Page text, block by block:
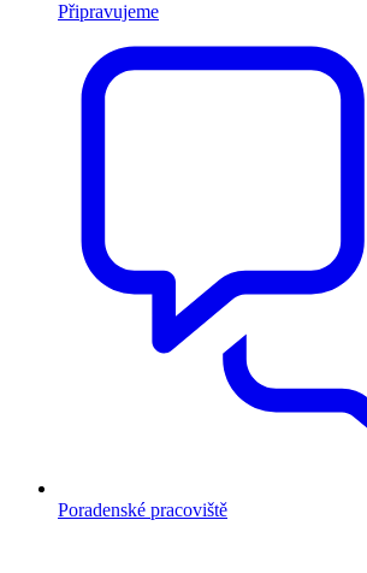
Připravujeme
Poradenské pracoviště